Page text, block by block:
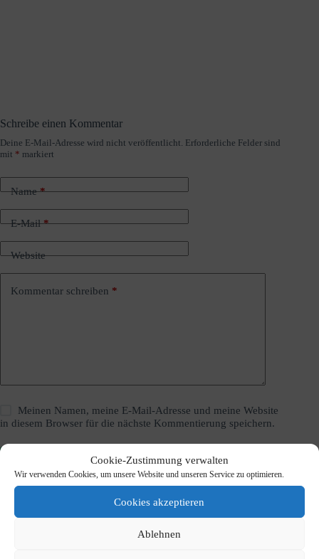
Cookie-Zustimmung verwalten
Wir verwenden Cookies, um unsere Website und unseren Service zu optimieren.
Cookies akzeptieren
Ablehnen
Schreibe einen Kommentar
Deine E-Mail-Adresse wird nicht veröffentlicht. Erforderliche Felder sind
mit * markiert
Name*
E-Mail*
Website
Kommentar schreiben *
Meinen Namen, meine E-Mail-Adresse und meine Website
in diesem Browser für die nächste Kommentierung speichern.
Kommentar abschicken
A
l
r
n
v
e